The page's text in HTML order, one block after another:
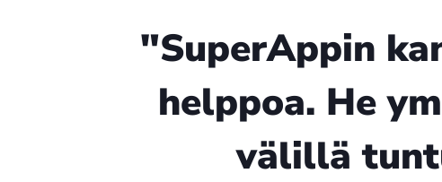
"SuperAppin
helppoa. He
välillä